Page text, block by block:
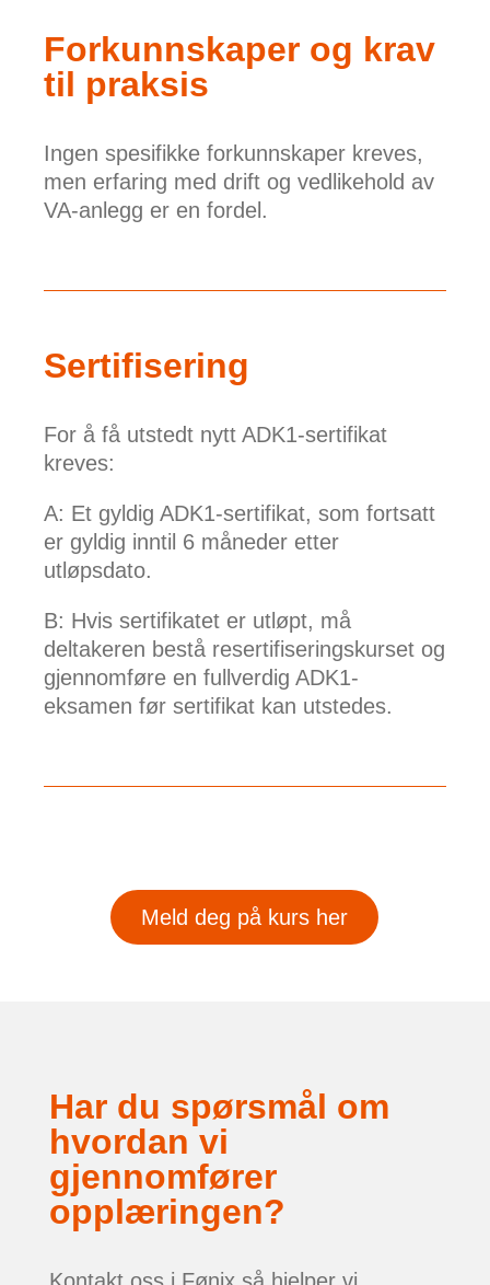
Forkunnskaper og krav
til praksis
Ingen spesifikke forkunnskaper kreves,
men erfaring med drift og vedlikehold av
VA-anlegg er en fordel.
Sertifisering
For å få utstedt nytt ADK1-sertifikat
kreves:
A: Et gyldig ADK1-sertifikat, som fortsatt
er gyldig inntil 6 måneder etter
utløpsdato.
B: Hvis sertifikatet er utløpt, må
deltakeren bestå resertifiseringskurset og
gjennomføre en fullverdig ADK1-
eksamen før sertifikat kan utstedes.
Meld deg på kurs her
Har du spørsmål om
hvordan vi
gjennomfører
opplæringen?